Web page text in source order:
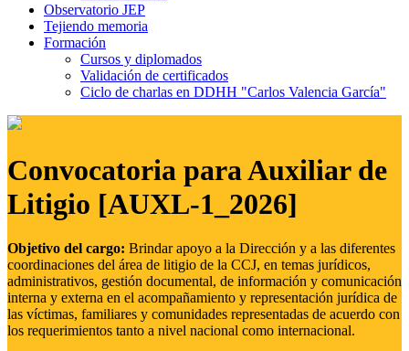
Observatorio JEP
Tejiendo memoria
Formación
Cursos y diplomados
Validación de certificados
Ciclo de charlas en DDHH "Carlos Valencia García"
Convocatoria para Auxiliar de
Litigio [AUXL-1_2026]
Objetivo del cargo: Brindar apoyo a la Dirección y a las diferentes
coordinaciones del área de litigio de la CCJ, en temas jurídicos,
administrativos, gestión documental, de información y comunicación
interna y externa en el acompañamiento y representación jurídica de
las víctimas, familiares y comunidades representadas de acuerdo con
los requerimientos tanto a nivel nacional como internacional.